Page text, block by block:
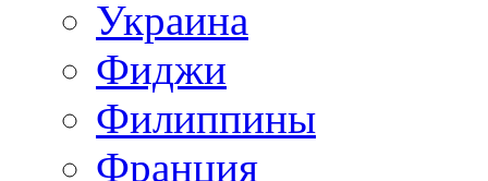
Украина
Фиджи
Филиппины
Франция